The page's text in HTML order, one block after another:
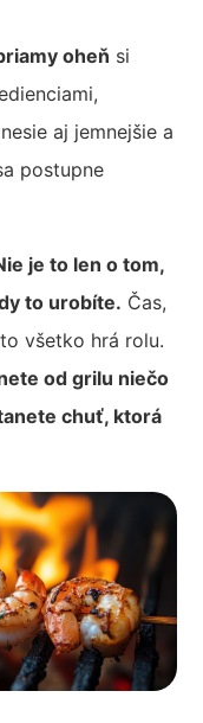
oheň si
aj jemnejšie a
postupne
je to len o tom,
to urobíte. Čas,
všetko hrá rolu.
od grilu niečo
chuť, ktorá